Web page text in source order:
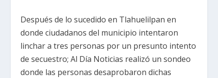
Después de lo sucedido en Tlahuelilpan en
donde ciudadanos del municipio intentaron
linchar a tres personas por un presunto intento
de secuestro; Al Día Noticias realizó un sondeo
donde las personas desaprobaron dichas